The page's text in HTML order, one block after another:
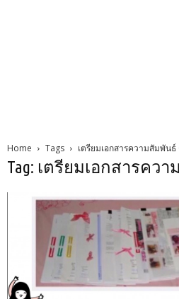
Home Tags เตรียมเอกสารความสัมพันธ์
Tag: เตรียมเอกสารควา